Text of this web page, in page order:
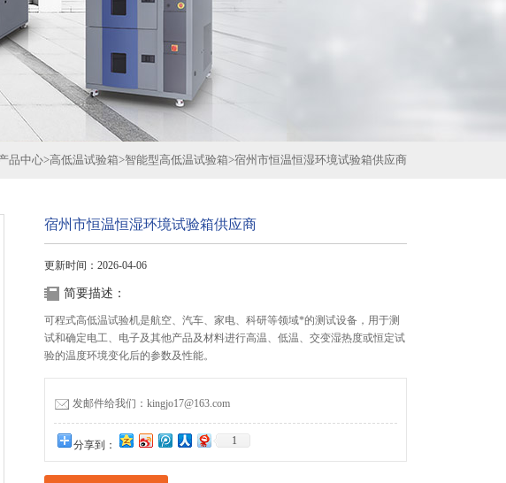
品中心>高低温试验箱>智能型高低温试验箱>宿州市恒温恒湿环境试验箱供应商
宿州市恒温恒湿环境试验箱供应商
更新时间：2026-04-06
简要描述：
可程式高低温试验机是航空、汽车、家电、科研等领域*的测试设备，用于测
试和确定电工、电子及其他产品及材料进行高温、低温、交变湿热度或恒定试
验的温度环境变化后的参数及性能。
发邮件给我们：kingjo17@163.com
分享到： 1